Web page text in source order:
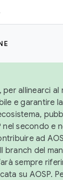
per allinearci
e garantire
nel secondo e
ad
branch del
sempre
su AOSP.